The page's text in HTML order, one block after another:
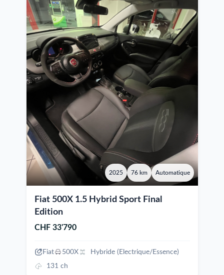
2025 76 km Automatique
Fiat 500X 1.5 Hybrid Sport Final
Edition
CHF 33'790
Fiat 500X
Hybride (Electrique/Essence)
131 ch